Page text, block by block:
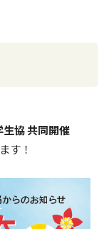
協 共同開催
す！